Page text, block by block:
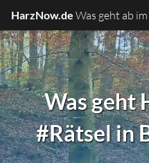
HarzNow.de Was geht ab
Was geht
#Rätsel in